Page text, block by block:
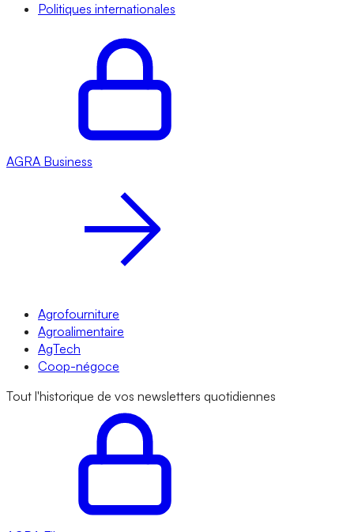
Politiques internationales
AGRA Business
Agrofourniture
Agroalimentaire
AgTech
Coop-négoce
Tout l'historique de vos newsletters quotidiennes